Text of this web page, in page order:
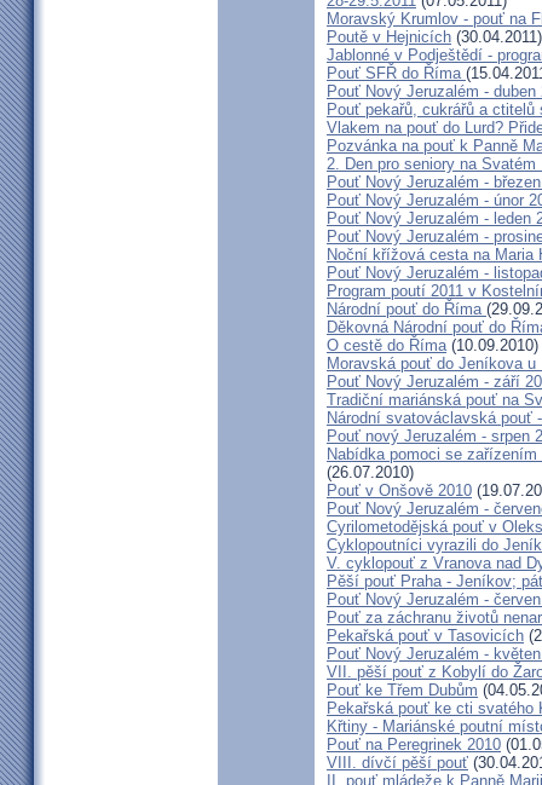
Moravský Krumlov - pouť na
Poutě v Hejnicích (30.04.2011)
Jablonné v Podještědí -
Pouť SFŘ do Říma
Pouť Nový Jeruzalém - duben
Pouť pekařů, cukrářů a ctitelů
Vlakem na pouť do Lurd?
Pozvánka na pouť k Panně
2. Den pro seniory na
Pouť Nový Jeruzalém -
Pouť Nový Jeruzalém - únor
Pouť Nový Jeruzalém - leden
Pouť Nový Jeruzalém -
Noční křížová cesta na Maria
Pouť Nový Jeruzalém -
Program poutí 2011 v
Národní pouť do Říma
Děkovná Národní pouť do
O cestě do Říma(10.09.2010)
Moravská pouť do Jeníkova u
Pouť Nový Jeruzalém - září
Tradiční mariánská pouť na
Národní svatováclavská pouť
Pouť nový Jeruzalém - srpen
Nabídka pomoci se
(26.07.2010)
Pouť v Onšově 2010
Pouť Nový Jeruzalém -
Cyrilometodějská pouť v
Cyklopoutníci vyrazili do
V. cyklopouť z Vranova nad
Pěší pouť Praha - Jeníkov;
Pouť Nový Jeruzalém -
Pouť za záchranu životů
Pekařská pouť v Tasovicích
Pouť Nový Jeruzalém -
VII. pěší pouť z Kobylí do
Pouť ke Třem Dubům
Pekařská pouť ke cti svatého
Křtiny - Mariánské poutní
Pouť na Peregrinek 2010
VIII. dívčí pěší pouť
II. pouť mládeže k Panně